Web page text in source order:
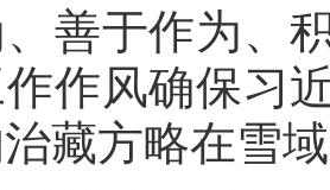
善于作为、
作风确保习
藏方略在雪